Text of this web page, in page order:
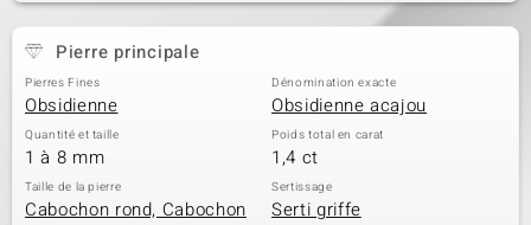
Pierre principale
Pierres Fines
Obsidienne
Dénomination exacte
Obsidienne acajou
Quantité et taille
1 à 8 mm
Poids total en carat
1,4 ct
Taille de la pierre
Cabochon rond, Cabochon
Sertissage
Serti griffe